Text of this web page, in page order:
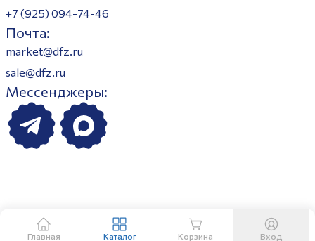
+7 (925) 094-74-46
Почта:
market@dfz.ru
sale@dfz.ru
Мессенджеры:
Главная Каталог Корзина Вход